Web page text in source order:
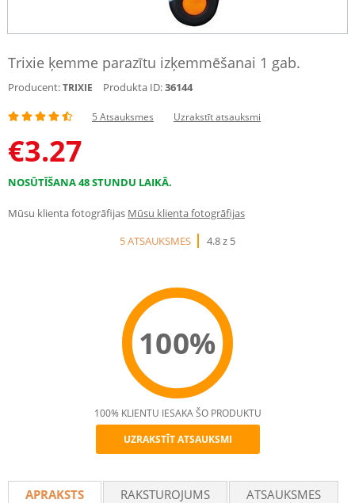
Trixie ķemme parazītu izķemmēšanai 1 gab.
Producent:TRIXIE Produkta ID:36144
5 Atsauksmes Uzrakstīt atsauksmi
€3.27
NOSŪTĪŠANA 48 STUNDU LAIKĀ.
Mūsu klienta fotogrāfijas Mūsu klienta fotogrāfijas
5 ATSAUKSMES
4.8 z 5
100%
Recommend
100% KLIENTU IESAKA ŠO PRODUKTU
UZRAKSTĪT ATSAUKSMI
APRAKSTS RAKSTUROJUMS
ATSAUKSMES